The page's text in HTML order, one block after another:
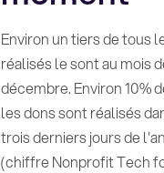
Environ un tiers de tous
réalisés le sont au mois
décembre. Environ 10%
les dons sont réalisés
trois derniers jours de
(chiffre Nonprofit Tech